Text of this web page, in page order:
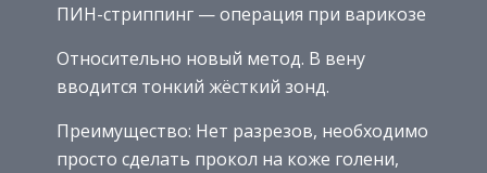
ПИН-стриппинг — операция при варикозе
Относительно новый метод. В вену
вводится тонкий жёсткий зонд.
Преимущество: Нет разрезов, необходимо
просто сделать прокол на коже голени,